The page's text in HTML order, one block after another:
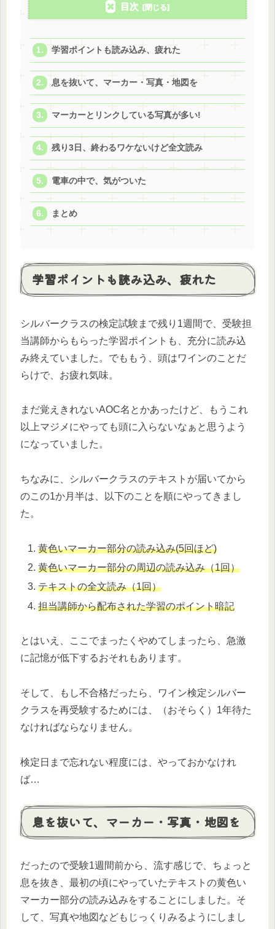
目次
学習ポイントも読み込み、疲れた
息を抜いて、マーカー・写真・地図を
マーカーとリンクしている写真が多い!
残り3日、終わるワケないけど全文読み
電車の中で、気がついた
まとめ
学習ポイントも読み込み、疲れた
シルバークラスの検定試験まで残り1週間で、受験担
当講師からもらった学習ポイントも、充分に読み込
み終えていました。でももう、頭はワインのことだ
らけで、お疲れ気味。
まだ覚えきれないAOC名とかあったけど、もうこれ
以上マジメにやっても頭に入らないなぁと思うよう
になっていました。
ちなみに、シルバークラスのテキストが届いてから
のこの1か月半は、以下のことを順にやってきまし
た。
黄色いマーカー部分の読み込み(5回ほど)
黄色いマーカー部分の周辺の読み込み（1回）
テキストの全文読み（1回）
担当講師から配布された学習のポイント暗記
とはいえ、ここでまったくやめてしまったら、急激
に記憶が低下するおそれもあります。
そして、もし不合格だったら、ワイン検定シルバー
クラスを再受験するためには、（おそらく）1年待た
なければならなりません。
検定日まで忘れない程度には、やっておかなけれ
ば…
息を抜いて、マーカー・写真・地図を
だったので受験1週間前から、流す感じで、ちょっと
息を抜き、最初の頃にやっていたテキストの黄色い
マーカー部分の読み込みをすることにしました。そ
して、写真や地図などもじっくりみるようにしまし